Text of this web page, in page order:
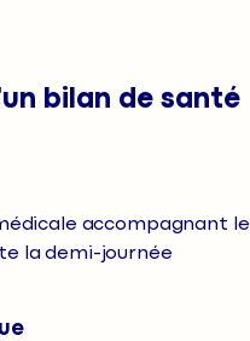
bilan de santé
accompagnant le
la demi-journée